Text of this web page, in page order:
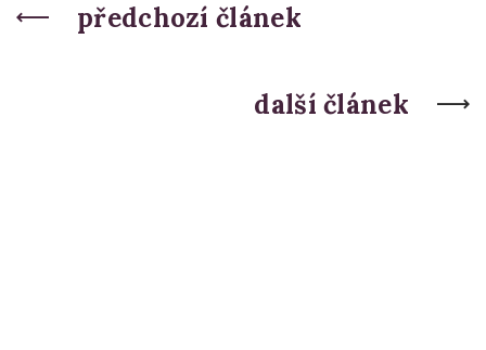
předchozí článek
další článek